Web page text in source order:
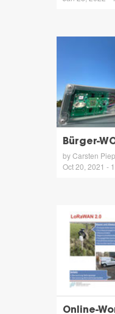
Bürger-
by Carsten
Oct 20, 2021 -
Online-